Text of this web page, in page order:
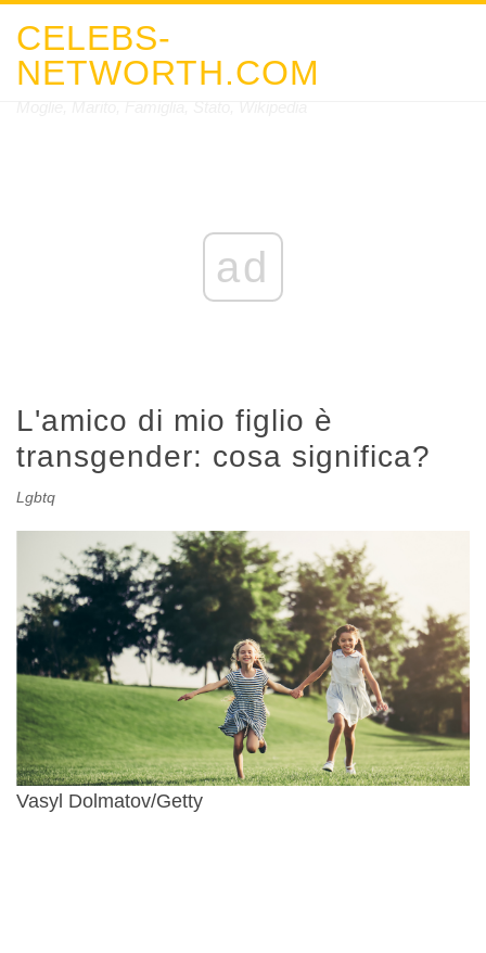
CELEBS-
NETWORTH.COM
ad
L'amico di mio figlio è
transgender: cosa significa?
Lgbtq
Vasyl Dolmatov/Getty